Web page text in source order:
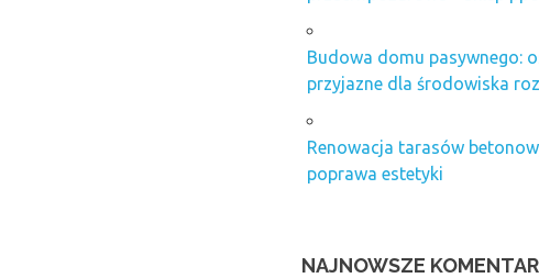
Budowa domu pasywnego:
przyjazne dla środowiska
Renowacja tarasów
poprawa estetyki
NAJNOWSZE